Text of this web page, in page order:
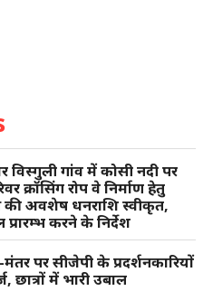
विस्गुली गांव में कोसी नदी पर
क्रॉसिंग रोप वे निर्माण हेतु
की अवशेष धनराशि स्वीकृत,
प्रारम्भ करने के निर्देश
पर सीजेपी के प्रदर्शनकारियों
छात्रों में भारी उबाल